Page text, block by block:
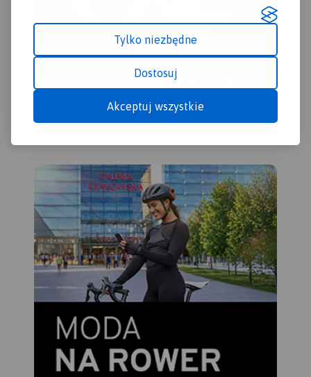
Tylko niezbędne
Dostosuj
Akceptuj wszystkie